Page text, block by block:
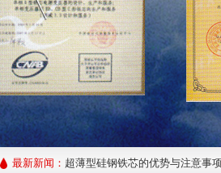
最新新闻： 超薄型硅钢铁芯的应力退火工艺